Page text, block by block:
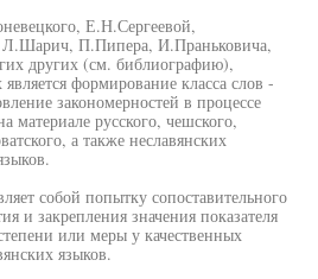
Е.Н.Сергеевой,
П.Пипера, И.Праньковича,
других (см. библиографию),
формирование класса слов -
закономерностей в процессе
материале русского, чешского,
а также неславянских
собой попытку сопоставительного
и закрепления значения показателя
или меры у качественных
языков.